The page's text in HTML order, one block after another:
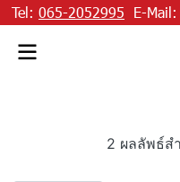
Tel: 065-2052995 E-Mail:
2 ผลลัพธ์ส